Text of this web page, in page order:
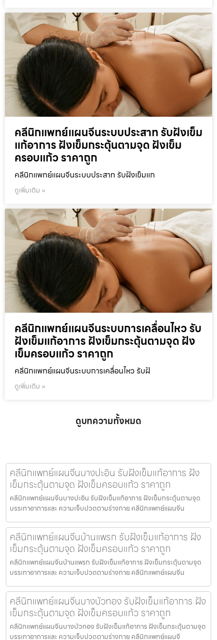
คลีนิกแพทย์แผนจีนระบบประสาท รับฝังเข็ม
แก้อาการ ฝังเข็มกระตุ้นตามจุด ฝังเข็ม
ครอบแก้ว ราคาถูก
คลีนิกแพทย์แผนจีนระบบประสาท รับฝังเข็มแก
ดูเพิ่มเติม »
คลีนิกแพทย์แผนจีนระบบการเคลื่อนไหว รับ
ฝังเข็มแก้อาการ ฝังเข็มกระตุ้นตามจุด ฝัง
เข็มครอบแก้ว ราคาถูก
คลีนิกแพทย์แผนจีนระบบการเคลื่อนไหว รับฝั
ดูเพิ่มเติม »
ดูบทความทั้งหมด
คลีนิกแพทย์แผนจีนบางปะอิน รับฝังเข็มแก้อาการ ฝัง
เข็มกระตุ้นตามจุด ฝังเข็มครอบแก้ว ราคาถูก
คลีนิกแพทย์แผนจีนบางปะอิน รับฝังเข็มแก้อาการ ฝังเข็มกระตุ้นตามจุด
บรรเทาอาการและ ความเจ็บปวดตามร่างกาย คลีนิกแพทย์แผนจีน
คลีนิกแพทย์แผนจีนบ้านแพรก รับฝังเข็มแก้อาการ ฝัง
เข็มกระตุ้นตามจุด ฝังเข็มครอบแก้ว ราคาถูก
คลีนิกแพทย์แผนจีนบ้านแพรก รับฝังเข็มแก้อาการ ฝังเข็มกระตุ้นตามจุด
บรรเทาอาการและ ความเจ็บปวดตามร่างกาย คลีนิกแพทย์แผนจีน
คลีนิกแพทย์แผนจีนบางบัวทอง รับฝังเข็มแก้อาการ ฝัง
เข็มกระตุ้นตามจุด ฝังเข็มครอบแก้ว ราคาถูก
คลีนิกแพทย์แผนจีนบางบัวทอง รับฝังเข็มแก้อาการ ฝังเข็มกระตุ้นตามจุด
บรรเทาอาการและ ความเจ็บปวดตามร่างกาย คลีนิกแพทย์แผนจี